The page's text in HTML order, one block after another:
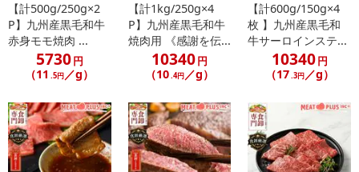
・原産国：日本
・商品規格：250g/p
・原材料名：牛肩ロース（国内産黒毛和種）
・賞味期限：商品ラベルに記載（お早めにお召し上がりください）
・賞味期限：出荷日より90日
・原産国（最終加工地）：日本
・原材料/材質/素材：国産黒毛和牛肩ロース
【計500g/250g×2
P】九州産黒毛和牛
赤身モモ焼肉 ...
5730円
（11 .5円／g）
【計1kg/250g×4
P】九州産黒毛和牛
焼肉用 《感謝を伝...
10340円
（10.4円／g）
【計600g/150g×4
枚 】九州産黒毛和
牛サーロインステ...
10340円
（17.3円／g）